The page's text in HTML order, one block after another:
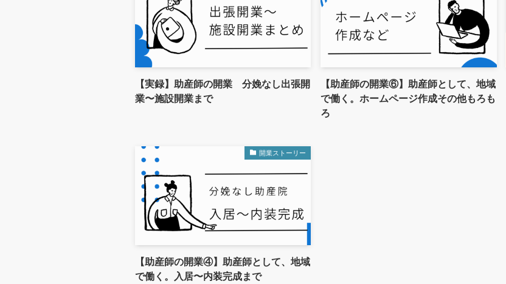
【実録】助産師の開業 分娩なし出張開
業〜施設開業まで
【助産師の開業⑥】助産師として、地域
で働く。ホームページ作成その他もろも
ろ
開業ストーリー
【助産師の開業④】助産師として、地域
で働く。入居〜内装完成まで